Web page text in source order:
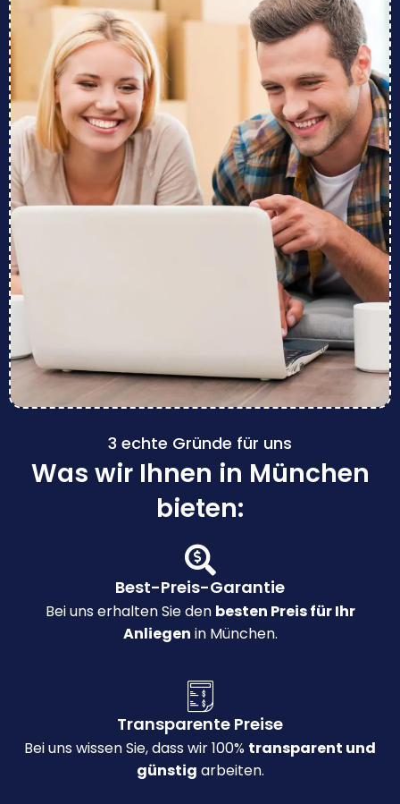
3 echte Gründe für uns
Was wir Ihnen in München
bieten:
Best-Preis-Garantie
Bei uns erhalten Sie den besten Preis für Ihr
Anliegen in München.
Transparente Preise
Bei uns wissen Sie, dass wir 100% transparent und
günstig arbeiten.